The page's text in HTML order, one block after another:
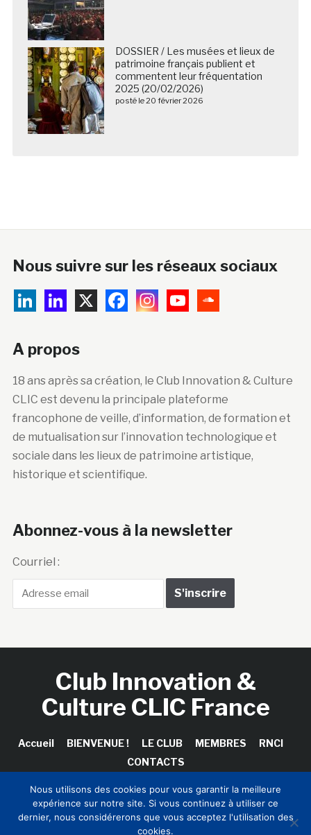
DOSSIER / Les musées et lieux de
patrimoine français publient et
commentent leur fréquentation
2025 (20/02/2026)
posté le 20 février 2026
Nous suivre sur les réseaux sociaux
A propos
18 ans après sa création, le Club Innovation & Culture
CLIC est devenu la principale plateforme
francophone de veille, d’information, de formation et
de mutualisation sur l’innovation technologique et
sociale dans les lieux de patrimoine artistique,
historique et scientifique.
Abonnez-vous à la newsletter
Courriel :
Club Innovation &
Culture CLIC France
Accueil BIENVENUE ! LE CLUB MEMBRES
RNCI
CONTACTS
Copyright © 2026 Club Innovation & Culture CLIC France /
Nous utilisons des cookies pour vous garantir la meilleure
expérience sur notre site. Si vous continuez à utiliser ce
dernier, nous considérerons que vous acceptez l'utilisation des
cookies.